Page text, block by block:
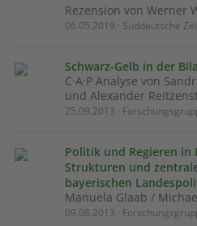
Rezension von Werner
06.05.2019 · Süddeutsche
Schwarz-Gelb in der
C·A·P Analyse von
und Alexander
25.09.2013 ·
Politik und Regieren in
Strukturen und
bayerischen
Manuela Glaab /
09.08.2013 ·